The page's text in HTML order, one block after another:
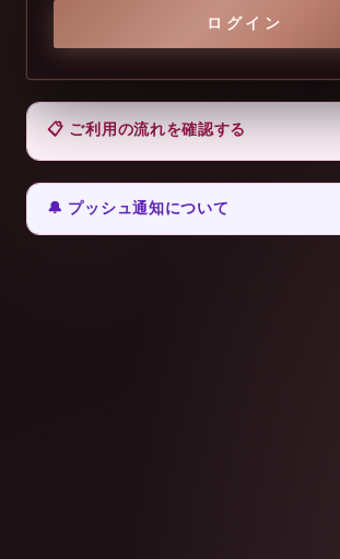
ログイン
📋 ご利用の流れを確認する
🔔 プッシュ通知について